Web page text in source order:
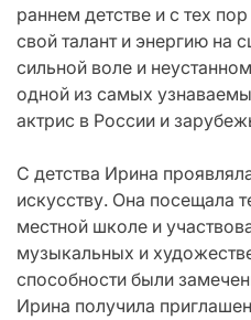
раннем детстве и с тех
свой талант и энергию на
сильной воле и
одной из самых
актрис в России и
С детства Ирина
искусству. Она посещала
местной школе и
музыкальных и
способности были
Ирина получила